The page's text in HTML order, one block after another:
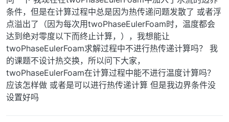
条件，但是在计算过程中总是因为热传递问题发散了 或者浮
点溢出了（因为每次用twoPhaseEulerFoam时，温度都会
达到绝对零度以下而终止计算，），我想能让
twoPhaseEulerFoam求解过程中不进行热传递计算吗？ 我
的课题不设计热交换，所以问下大家，
twoPhaseEulerFoam在计算过程中能不进行温度计算吗？
应该怎样做 或者是可以进行热传递计算 但是我边界条件没
设置好吗